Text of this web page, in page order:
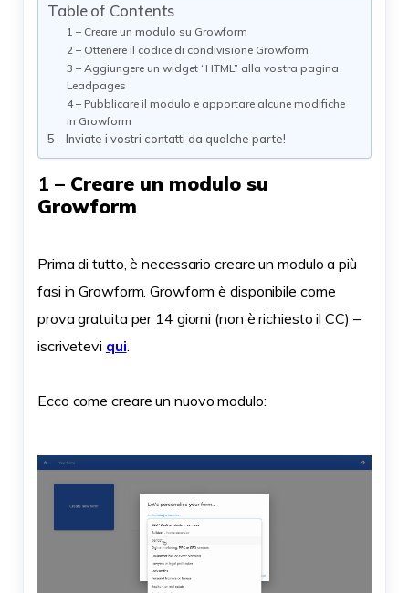
Table of Contents
1 – Creare un modulo su Growform
2 – Ottenere il codice di condivisione Growform
3 – Aggiungere un widget “HTML” alla vostra pagina
Leadpages
4 – Pubblicare il modulo e apportare alcune modifiche
in Growform
5 – Inviate i vostri contatti da qualche parte!
1 – Creare un modulo su
Growform
Prima di tutto, è necessario creare un modulo a più
fasi in Growform. Growform è disponibile come
prova gratuita per 14 giorni (non è richiesto il CC) –
iscrivetevi qui.
Ecco come creare un nuovo modulo: